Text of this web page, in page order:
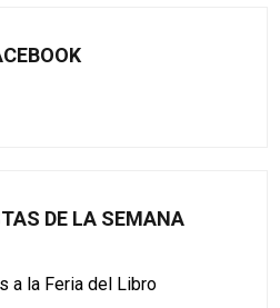
DE LA SEMANA
a la Feria del Libro